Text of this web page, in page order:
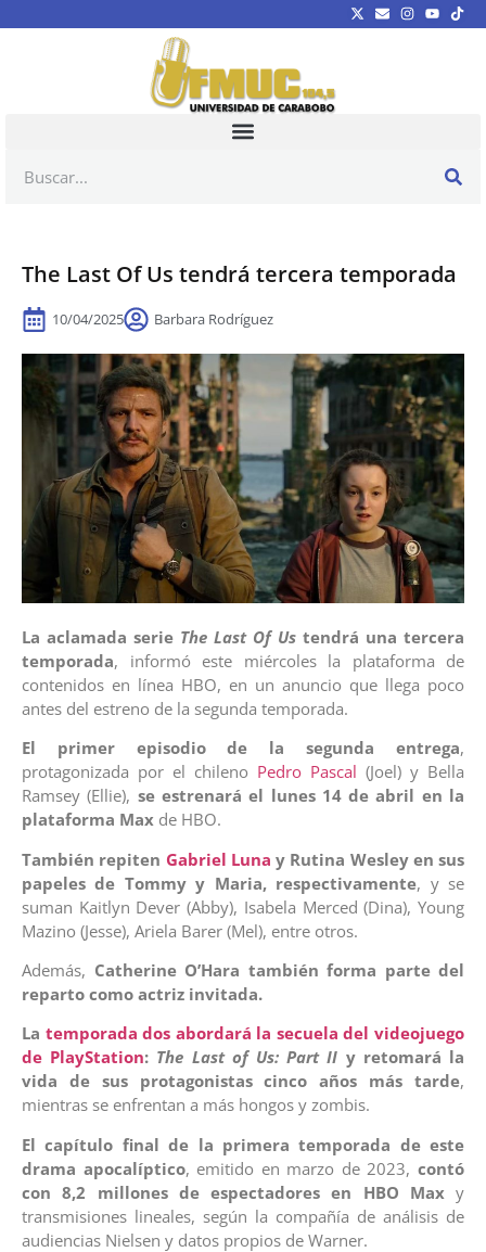
The Last Of Us tendrá tercera temporada
10/04/2025 Barbara Rodríguez
La aclamada serie The Last Of Us tendrá una tercera
temporada, informó este miércoles la plataforma de
contenidos en línea HBO, en un anuncio que llega poco
antes del estreno de la segunda temporada.
El primer episodio de la segunda entrega,
protagonizada por el chileno Pedro Pascal (Joel) y Bella
Ramsey (Ellie), se estrenará el lunes 14 de abril en la
plataforma Max de HBO.
También repiten Gabriel Luna y Rutina Wesley en sus
papeles de Tommy y Maria, respectivamente, y se
suman Kaitlyn Dever (Abby), Isabela Merced (Dina), Young
Mazino (Jesse), Ariela Barer (Mel), entre otros.
Además, Catherine O’Hara también forma parte del
reparto como actriz invitada.
La temporada dos abordará la secuela del videojuego
de PlayStation: The Last of Us: Part II y retomará la
vida de sus protagonistas cinco años más tarde,
mientras se enfrentan a más hongos y zombis.
El capítulo final de la primera temporada de este
drama apocalíptico, emitido en marzo de 2023,contó
con 8,2 millones de espectadores en HBO Max y
transmisiones lineales, según la compañía de análisis de
audiencias Nielsen y datos propios de Warner.